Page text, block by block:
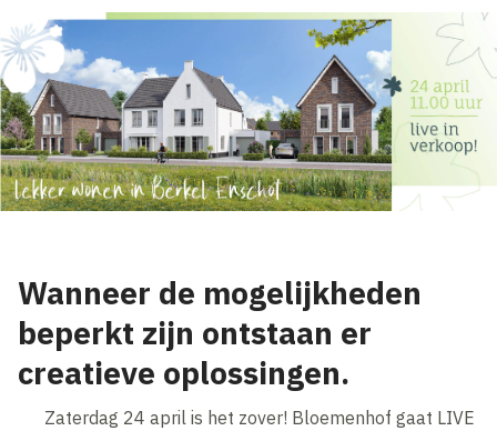
Wanneer de mogelijkheden
beperkt zijn ontstaan er
creatieve oplossingen.
Zaterdag 24 april is het zover! Bloemenhof gaat LIVE